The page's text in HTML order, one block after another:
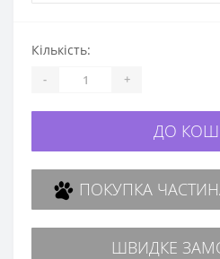
Кількість:
- +
ДО
ПОКУПКА
ШВИДКЕ